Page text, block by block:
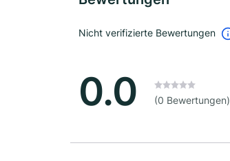
Nicht verifizierte Bewertungen
0.0 (0 Bewertungen)